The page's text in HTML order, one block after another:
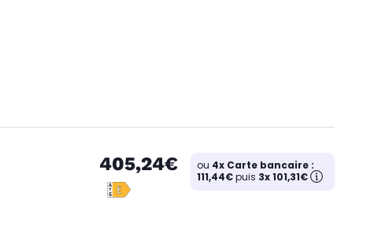
405,24€ ou 4x Carte bancaire :
111,44€puis 3x 101,31€